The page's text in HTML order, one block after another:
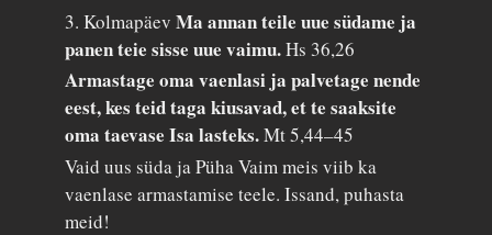
3. KolmapäevMa annan teile uue südame ja
panen teie sisse uue vaimu.Hs 36,26
Armastage oma vaenlasi ja palvetage nende
eest, kes teid taga kiusavad, et te saaksite
oma taevase Isa lasteks.Mt 5,44–45
Vaid uus süda ja Püha Vaim meis viib ka
vaenlase armastamise teele. Issand, puhasta
meid!